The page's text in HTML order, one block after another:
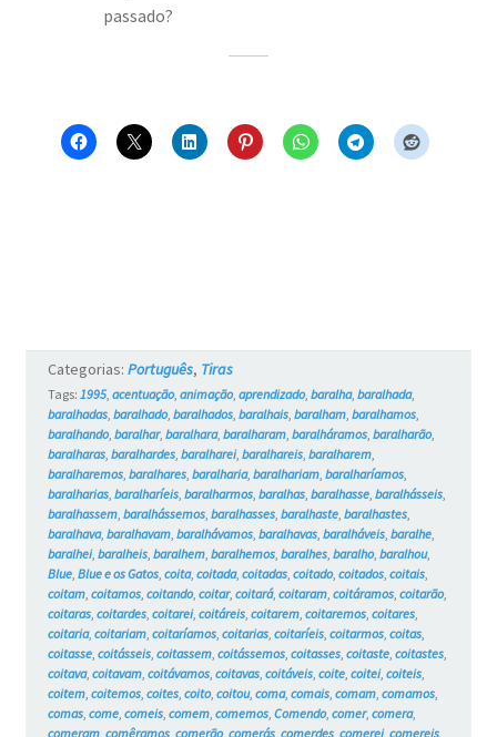
passado?
Categorias: Português, Tiras
Tags: 1995, acentuação, animação, aprendizado, baralha, baralhada,
baralhadas, baralhado, baralhados, baralhais, baralham, baralhamos,
baralhando, baralhar, baralhara, baralharam, baralháramos, baralharão,
baralharas, baralhardes, baralharei, baralhareis, baralharem,
baralharemos, baralhares, baralharia, baralhariam, baralharíamos,
baralharias, baralharíeis, baralharmos, baralhas, baralhasse, baralhásseis,
baralhassem, baralhássemos, baralhasses, baralhaste, baralhastes,
baralhava, baralhavam, baralhávamos, baralhavas, baralháveis, baralhe,
baralhei, baralheis, baralhem, baralhemos, baralhes, baralho, baralhou,
Blue, Blue e os Gatos, coita, coitada, coitadas, coitado, coitados, coitais,
coitam, coitamos, coitando, coitar, coitará, coitaram, coitáramos, coitarão,
coitaras, coitardes, coitarei, coitáreis, coitarem, coitaremos, coitares,
coitaria, coitariam, coitaríamos, coitarias, coitaríeis, coitarmos, coitas,
coitasse, coitásseis, coitassem, coitássemos, coitasses, coitaste, coitastes,
coitava, coitavam, coitávamos, coitavas, coitáveis, coite, coitei, coiteis,
coitem, coitemos, coites, coito, coitou, coma, comais, comam, comamos,
comas, come, comeis, comem, comemos, Comendo, comer, comera,
comeram, comêramos, comerão, comerás, comerdes, comerei, comereis,